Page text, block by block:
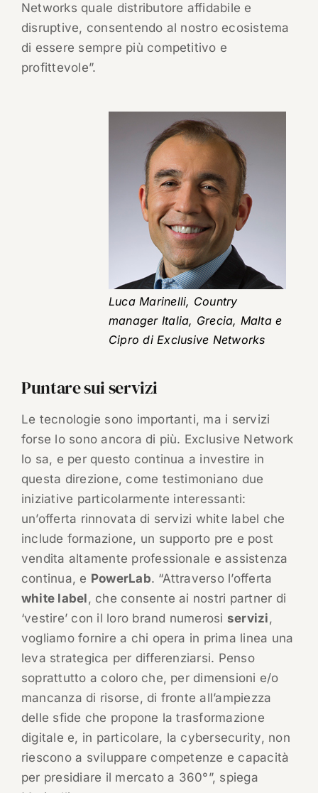
Networks quale distributore affidabile e
disruptive, consentendo al nostro ecosistema
di essere sempre più competitivo e
profittevole”.
Luca Marinelli, Country
manager Italia, Grecia, Malta e
Cipro di Exclusive Networks
Puntare sui servizi
Le tecnologie sono importanti, ma i servizi
forse lo sono ancora di più. Exclusive Network
lo sa, e per questo continua a investire in
questa direzione, come testimoniano due
iniziative particolarmente interessanti:
un’offerta rinnovata di servizi white label che
include formazione, un supporto pre e post
vendita altamente professionale e assistenza
continua, e PowerLab. “Attraverso l’offerta
white label, che consente ai nostri partner di
‘vestire’ con il loro brand numerosi servizi,
vogliamo fornire a chi opera in prima linea una
leva strategica per differenziarsi. Penso
soprattutto a coloro che, per dimensioni e/o
mancanza di risorse, di fronte all’ampiezza
delle sfide che propone la trasformazione
digitale e, in particolare, la cybersecurity, non
riescono a sviluppare competenze e capacità
per presidiare il mercato a 360°”, spiega